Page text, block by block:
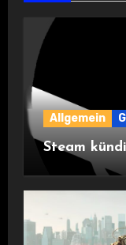
Allgemein
Steam